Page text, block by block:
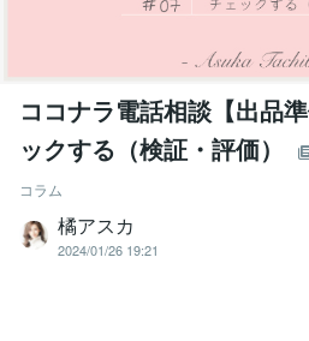
ココナラ電話相談【出品
ックする（検証・評価）
コラム
橘アスカ
2024/01/26 19:21